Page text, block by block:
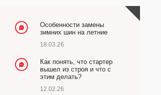
Особенности замены
зимних шин на летние
18.03.26
Как понять, что стартер
вышел из строя и что с
этим делать?
12.02.26